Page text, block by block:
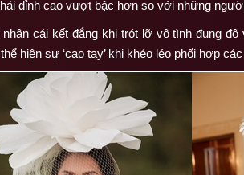
đỉnh cao vượt bậc hơn so với những
cái kết đắng khi trót lỡ vô tình đụng
hiện sự ‘cao tay’ khi khéo léo phối hợp